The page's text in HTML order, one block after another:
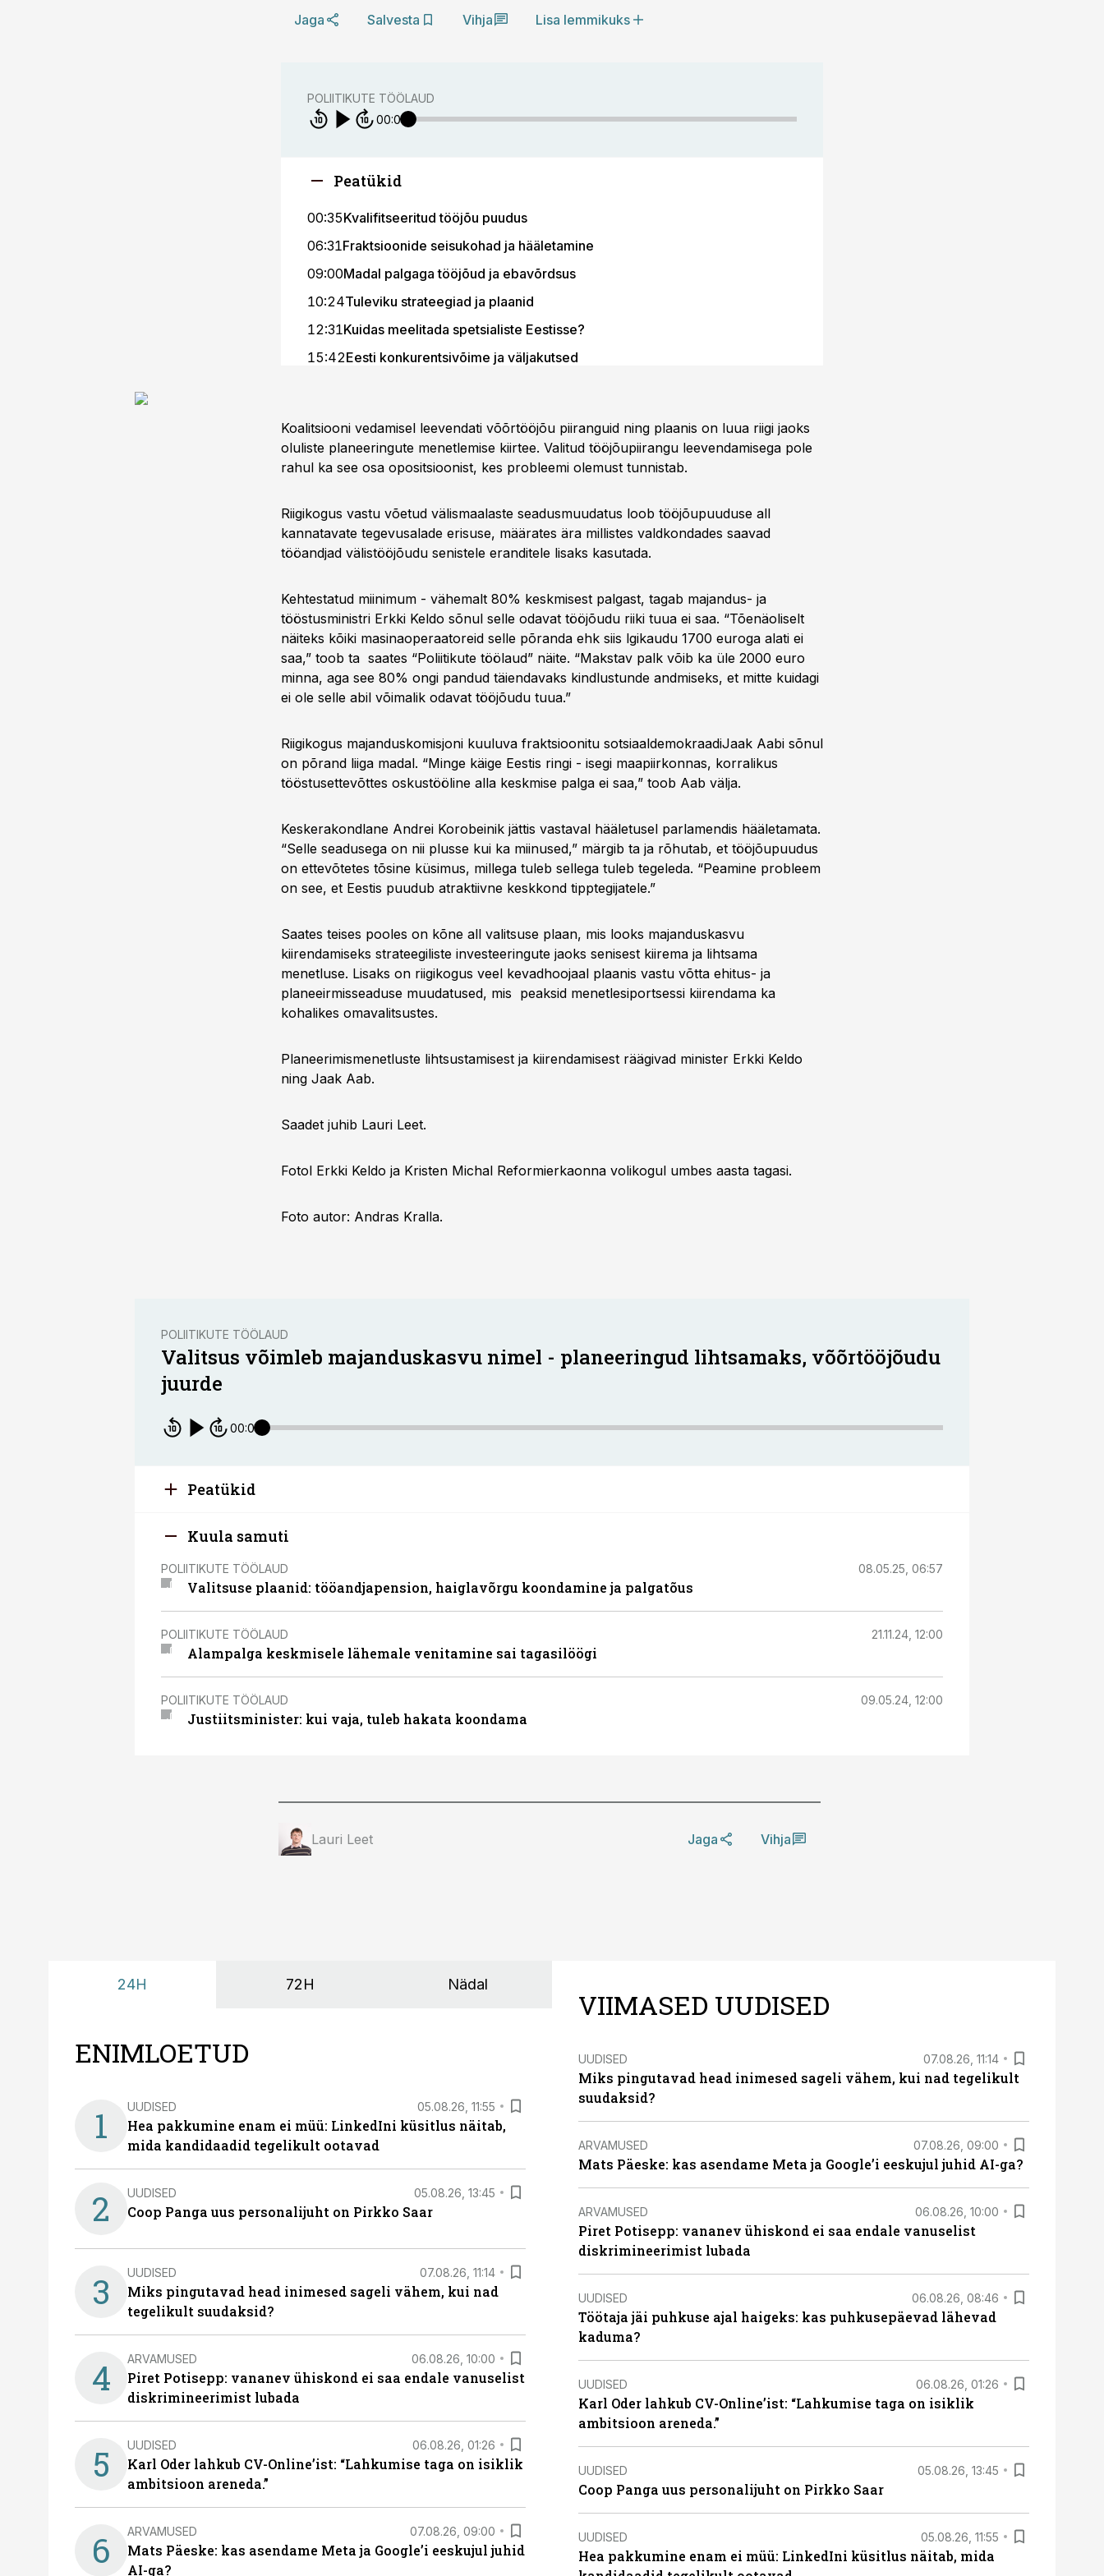
Jaga Salvesta Vihja Lisa lemmikuks
POLIITIKUTE TÖÖLAUD
00:00
Peatükid
00:35Kvalifitseeritud tööjõu puudus
06:31Fraktsioonide seisukohad ja hääletamine
09:00Madal palgaga tööjõud ja ebavõrdsus
10:24Tuleviku strateegiad ja plaanid
12:31Kuidas meelitada spetsialiste Eestisse?
15:42Eesti konkurentsivõime ja väljakutsed
20:03Planeeringute vastasseis ja kohalikud kogukonnad
21:49Strateegilised investeeringud ja hindamiskomisjon
24:48 Kohaliku omavalitsuse eriplaneeringud
27:55 Protsesside kiirus ja kvaliteet
32:38Tulevik ja arenduste võimalused
Koalitsiooni vedamisel leevendati võõrtööjõu piiranguid ning plaanis on luua riigi jaoks
oluliste planeeringute menetlemise kiirtee. Valitud tööjõupiirangu leevendamisega pole
rahul ka see osa opositsioonist, kes probleemi olemust tunnistab.
Riigikogus vastu võetud välismaalaste seadusmuudatus loob tööjõupuuduse all
kannatavate tegevusalade erisuse, määrates ära millistes valdkondades saavad
tööandjad välistööjõudu senistele eranditele lisaks kasutada.
Kehtestatud miinimum - vähemalt 80% keskmisest palgast, tagab majandus- ja
tööstusministri Erkki Keldo sõnul selle odavat tööjõudu riiki tuua ei saa. “Tõenäoliselt
näiteks kõiki masinaoperaatoreid selle põranda ehk siis lgikaudu 1700 euroga alati ei
saa,” toob ta saates “Poliitikute töölaud” näite. “Makstav palk võib ka üle 2000 euro
minna, aga see 80% ongi pandud täiendavaks kindlustunde andmiseks, et mitte kuidagi
ei ole selle abil võimalik odavat tööjõudu tuua.”
Riigikogus majanduskomisjoni kuuluva fraktsioonitu sotsiaaldemokraadiJaak Aabi sõnul
on põrand liiga madal. “Minge käige Eestis ringi - isegi maapiirkonnas, korralikus
tööstusettevõttes oskustööline alla keskmise palga ei saa,” toob Aab välja.
Keskerakondlane Andrei Korobeinik jättis vastaval hääletusel parlamendis hääletamata.
“Selle seadusega on nii plusse kui ka miinused,” märgib ta ja rõhutab, et tööjõupuudus
on ettevõtetes tõsine küsimus, millega tuleb sellega tuleb tegeleda. “Peamine probleem
on see, et Eestis puudub atraktiivne keskkond tipptegijatele.”
Saates teises pooles on kõne all valitsuse plaan, mis looks majanduskasvu
kiirendamiseks strateegiliste investeeringute jaoks senisest kiirema ja lihtsama
menetluse. Lisaks on riigikogus veel kevadhoojaal plaanis vastu võtta ehitus- ja
planeeirmisseaduse muudatused, mis peaksid menetlesiportsessi kiirendama ka
kohalikes omavalitsustes.
Planeerimismenetluste lihtsustamisest ja kiirendamisest räägivad minister Erkki Keldo
ning Jaak Aab.
Saadet juhib Lauri Leet.
Fotol Erkki Keldo ja Kristen Michal Reformierkaonna volikogul umbes aasta tagasi.
Foto autor: Andras Kralla.
POLIITIKUTE TÖÖLAUD
Valitsus võimleb majanduskasvu nimel - planeeringud lihtsamaks, võõrtööjõudu
juurde
00:00
Peatükid
Kuula samuti
POLIITIKUTE TÖÖLAUD 08.05.25, 06:57
Valitsuse plaanid: tööandjapension, haiglavõrgu koondamine ja palgatõus
POLIITIKUTE TÖÖLAUD 21.11.24, 12:00
Alampalga keskmisele lähemale venitamine sai tagasilöögi
POLIITIKUTE TÖÖLAUD 09.05.24, 12:00
Justiitsminister: kui vaja, tuleb hakata koondama
Lauri Leet Jaga Vihja
24H 72H Nädal
ENIMLOETUD
1 UUDISED 05.08.26, 11:55
Hea pakkumine enam ei müü: LinkedIni küsitlus näitab,
mida kandidaadid tegelikult ootavad
2 UUDISED 05.08.26, 13:45
Coop Panga uus personalijuht on Pirkko Saar
3 UUDISED 07.08.26, 11:14
Miks pingutavad head inimesed sageli vähem, kui nad
tegelikult suudaksid?
4 ARVAMUSED 06.08.26, 10:00
Piret Potisepp: vananev ühiskond ei saa endale vanuselist
diskrimineerimist lubada
5 UUDISED 06.08.26, 01:26
Karl Oder lahkub CV-Online’ist: “Lahkumise taga on isiklik
ambitsioon areneda.”
6 ARVAMUSED 07.08.26, 09:00
Mats Päeske: kas asendame Meta ja Google’i eeskujul juhid
AI-ga?
VIIMASED UUDISED
UUDISED 07.08.26, 11:14
Miks pingutavad head inimesed sageli vähem, kui nad tegelikult
suudaksid?
ARVAMUSED 07.08.26, 09:00
Mats Päeske: kas asendame Meta ja Google’i eeskujul juhid AI-ga?
ARVAMUSED 06.08.26, 10:00
Piret Potisepp: vananev ühiskond ei saa endale vanuselist
diskrimineerimist lubada
UUDISED 06.08.26, 08:46
Töötaja jäi puhkuse ajal haigeks: kas puhkusepäevad lähevad
kaduma?
UUDISED 06.08.26, 01:26
Karl Oder lahkub CV-Online’ist: “Lahkumise taga on isiklik
ambitsioon areneda.”
UUDISED 05.08.26, 13:45
Coop Panga uus personalijuht on Pirkko Saar
UUDISED 05.08.26, 11:55
Hea pakkumine enam ei müü: LinkedIni küsitlus näitab, mida